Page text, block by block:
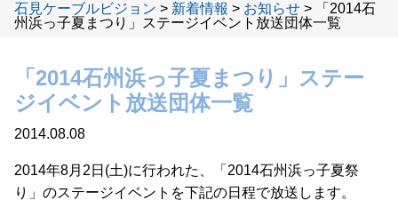
石見ケーブルビジョン > 新着情報 > お知らせ >
「2014石
州浜っ子夏まつり」ステージイベント放送団体一覧
「2014石州浜っ子夏まつり」ステー
ジイベント放送団体一覧
2014.08.08
2014年8月2日(土)に行われた、「2014石州浜っ子夏祭
り」のステージイベントを下記の日程で放送します。